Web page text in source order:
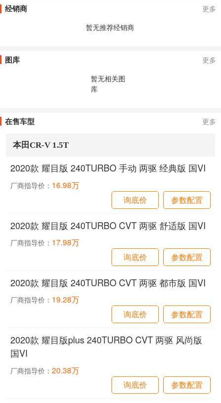
经销商
更多
暂无推荐经销商
图库
更多
暂无相关图
库
在售车型 更多
本田CR-V 1.5T
2020款 耀目版 240TURBO 手动 两驱 经典版 国VI
厂商指导价： 16.98万
询底价
参数配置
2020款 耀目版 240TURBO CVT 两驱 舒适版 国VI
厂商指导价： 17.98万
询底价
参数配置
2020款 耀目版 240TURBO CVT 两驱 都市版 国VI
厂商指导价： 19.28万
询底价
参数配置
2020款 耀目版plus 240TURBO CVT 两驱 风尚版
国VI
厂商指导价：20.38万
询底价
参数配置